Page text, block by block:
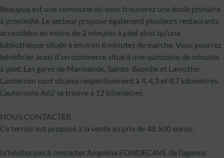
Beaupuy est une commune où vous trouverez une école primaire
à proximité. Le secteur propose également plusieurs restaurants
accessibles en moins de 2 minutes à pied ainsi qu’une
bibliothèque située à environ 6 minutes de marche. Vous pourrez
bénéficier aussi d’un commerce situé à une quinzaine de minutes
à pied. Les gares de Marmande, Sainte-Bazeille et Lamothe-
Landerron sont situées respectivement à 4, 4,3 et 8,7 kilomètres.
L’autoroute A62 se trouve à 12 kilomètres.
NOUS CONTACTER
Ce terrain est proposé à la vente au prix de 48 500 euros.
N’hésitez pas à contacter Angelina FONDECAVE de l’agence